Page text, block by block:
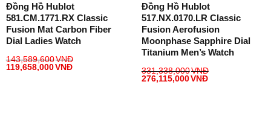
Đồng Hồ Hublot
581.CM.1771.RX Classic
Fusion Mat Carbon Fiber
Dial Ladies Watch
143,589,600VNĐ
119,658,000VNĐ
Đồng Hồ Hublot
517.NX.0170.LR Classic
Fusion Aerofusion
Moonphase Sapphire Dial
Titanium Men’s Watch
331,338,000VNĐ
276,115,000VNĐ